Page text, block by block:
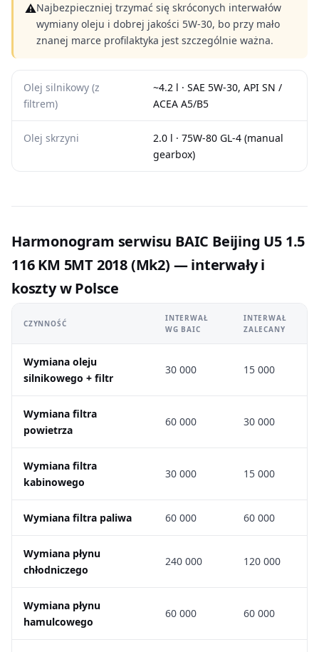
⚠Najbezpieczniej trzymać się skróconych interwałów
wymiany oleju i dobrej jakości 5W-30, bo przy mało
znanej marce profilaktyka jest szczególnie ważna.
Olej silnikowy (z
filtrem)
~4.2 l · SAE 5W-30, API SN /
ACEA A5/B5
Olej skrzyni
2.0 l · 75W-80 GL-4 (manual
gearbox)
Harmonogram serwisu BAIC Beijing U5 1.5
116 KM 5MT 2018 (Mk2) — interwały i
koszty w Polsce
CZYNNOŚĆ
INTERWAŁ
WG BAIC
INTERWAŁ
ZALECANY
Wymiana oleju
silnikowego + filtr
30 000 15 000
Wymiana filtra
powietrza
60 000 30 000
Wymiana filtra
kabinowego
30 000 15 000
Wymiana filtra paliwa 60 000 60 000
Wymiana płynu
chłodniczego
240 000 120 000
Wymiana płynu
hamulcowego
60 000 60 000